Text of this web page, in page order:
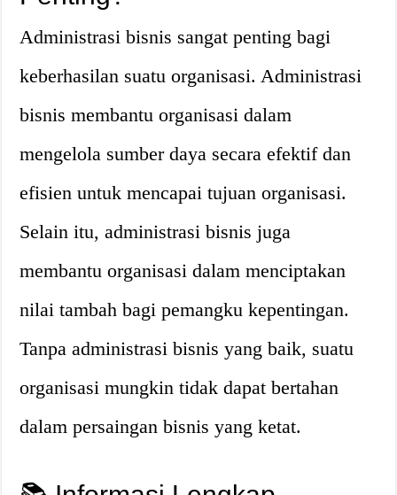
Administrasi bisnis sangat penting bagi
keberhasilan suatu organisasi. Administrasi
bisnis membantu organisasi dalam
mengelola sumber daya secara efektif dan
efisien untuk mencapai tujuan organisasi.
Selain itu, administrasi bisnis juga
membantu organisasi dalam menciptakan
nilai tambah bagi pemangku kepentingan.
Tanpa administrasi bisnis yang baik, suatu
organisasi mungkin tidak dapat bertahan
dalam persaingan bisnis yang ketat.